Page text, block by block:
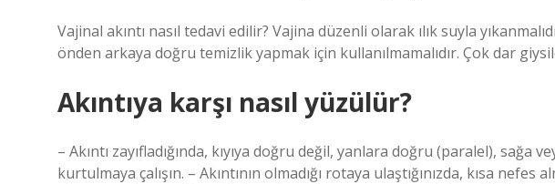
Vajinal akıntı nasıl tedavi edilir? Vajina düzenli olarak ılık suyla
önden arkaya doğru temizlik yapmak için kullanılmamalıdır. Çok dar
Akıntıya karşı nasıl yüzülür?
– Akıntı zayıfladığında, kıyıya doğru değil, yanlara doğru (paralel), sağa
kurtulmaya çalışın. – Akıntının olmadığı rotaya ulaştığınızda, kısa nefes